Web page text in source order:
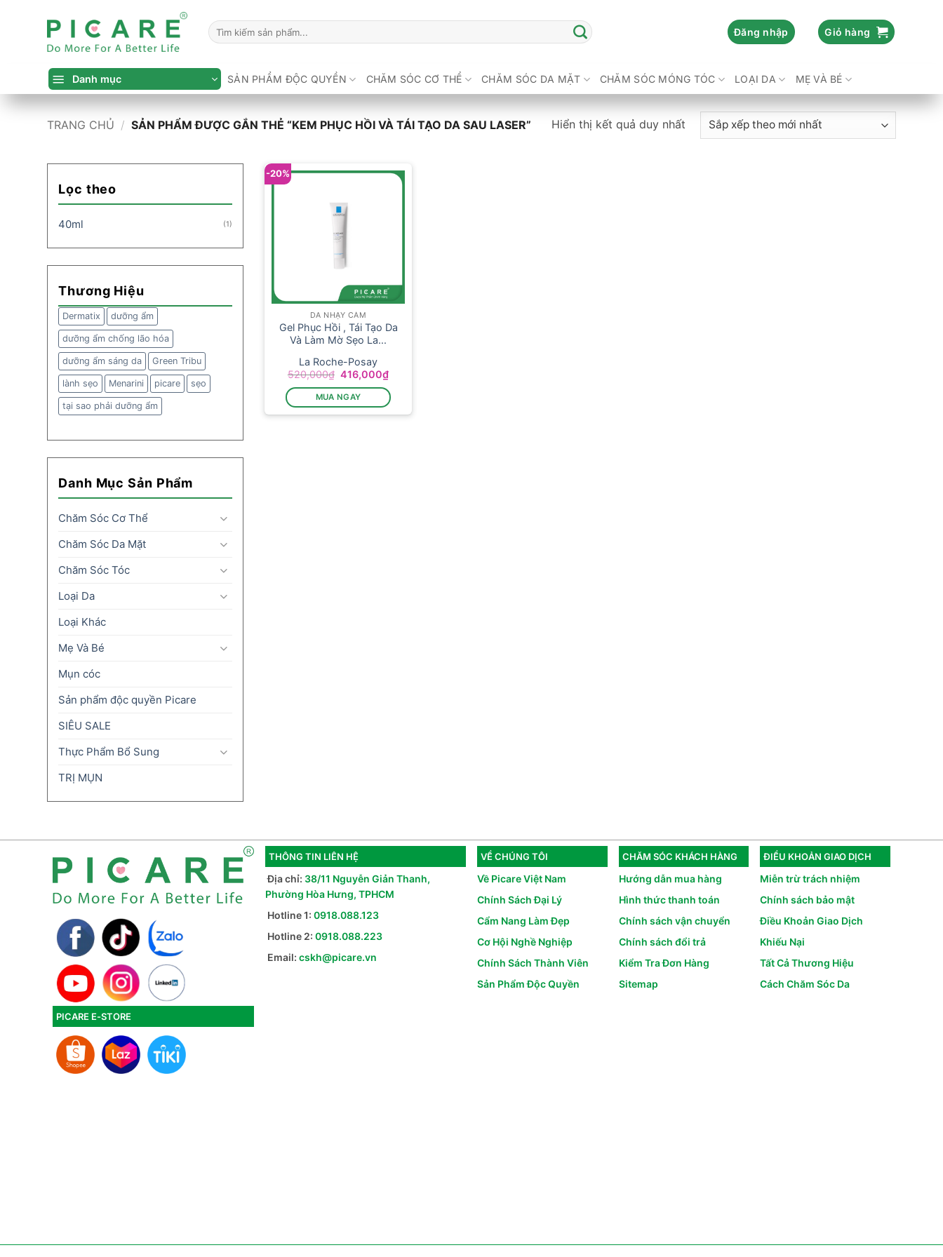
Tìm
kiếm:
Đăng nhập Giỏ hàng
Danh mục SẢN PHẨM ĐỘC QUYỀN CHĂM SÓC CƠ THỂ CHĂM SÓC DA MẶT CHĂM SÓC MÓNG TÓC LOẠI DA MẸ VÀ BÉ
TRANG CHỦ / SẢN PHẨM ĐƯỢC GẮN THẺ “KEM PHỤC HỒI VÀ TÁI TẠO DA SAU LASER” Hiển thị kết quả duy nhất
Lọc theo
40ml (1)
Thương Hiệu
Dermatix dưỡng ẩm
dưỡng ẩm chống lão hóa
dưỡng ẩm sáng da Green Tribu
lành sẹo Menarini picare sẹo
tại sao phải dưỡng ẩm
Danh Mục Sản Phẩm
Chăm Sóc Cơ Thể
Chăm Sóc Da Mặt
Chăm Sóc Tóc
Loại Da
Loại Khác
Mẹ Và Bé
Mụn cóc
Sản phẩm độc quyền Picare
SIÊU SALE
Thực Phẩm Bổ Sung
TRỊ MỤN
-20%
DA NHẠY CẢM
Gel Phục Hồi , Tái Tạo Da
Và Làm Mờ Sẹo La...
La Roche-Posay
520,000₫ Giá
là:
520,000₫.
416,000₫Giá
tại
là:
416,000₫.
MUA NGAY
PICARE E-STORE
THÔNG TIN LIÊN HỆ
Địa chỉ: 38/11 Nguyễn Giản Thanh,
Phường Hòa Hưng, TPHCM
Hotline 1: 0918.088.123
Hotline 2: 0918.088.223
Email: cskh@picare.vn
VỀ CHÚNG TÔI
Về Picare Việt Nam
Chính Sách Đại Lý
Cẩm Nang Làm Đẹp
Cơ Hội Nghề Nghiệp
Chính Sách Thành Viên
Sản Phẩm Độc Quyền
CHĂM SÓC KHÁCH HÀNG
Hướng dẫn mua hàng
Hình thức thanh toán
Chính sách vận chuyển
Chính sách đổi trả
Kiểm Tra Đơn Hàng
Sitemap
ĐIỀU KHOẢN GIAO DỊCH
Miễn trừ trách nhiệm
Chính sách bảo mật
Điều Khoản Giao Dịch
Khiếu Nại
Tất Cả Thương Hiệu
Cách Chăm Sóc Da